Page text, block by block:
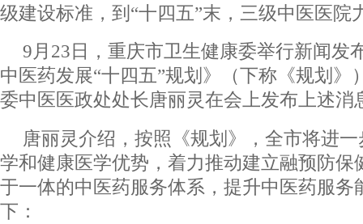
级建设标准，到“十四五”末，三级中医医院
9月23日，重庆市卫生健康委举行新闻发
中医药发展“十四五”规划》（下称《规划》
委中医医政处处长唐丽灵在会上发布上述消
唐丽灵介绍，按照《规划》，全市将进
学和健康医学优势，着力推动建立融预防保
于一体的中医药服务体系，提升中医药服务
下：